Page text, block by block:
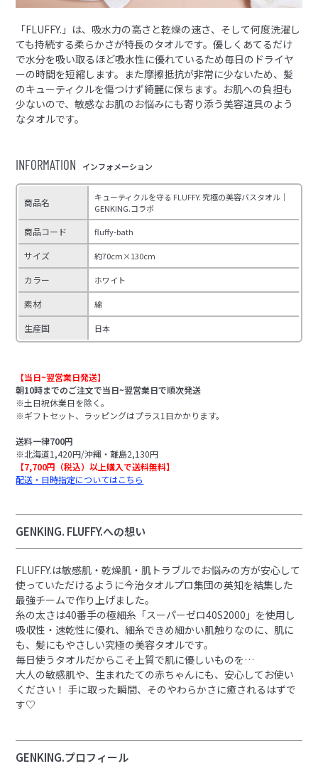
「FLUFFY.」は、吸水力の高さと乾燥の速さ、そして何度洗濯し
ても持続する柔らかさが特長のタオルです。優しくあてるだけ
で水分を吸い取るほど吸水性に優れているため毎日のドライヤ
ーの時間を短縮します。また摩擦抵抗が非常に少ないため、髪
のキューティクルを傷つけず綺麗に保ちます。お肌への負担も
少ないので、敏感なお肌のお悩みにも寄り添う美容道具のよう
なタオルです。
INFORMATION インフォメーション
商品名
キューティクルを守る FLUFFY. 究極の美容バスタオル｜
GENKING.コラボ
商品コード fluffy-bath
サイズ 約70cm×130cm
カラー ホワイト
素材 綿
生産国 日本
【当日~翌営業日発送】
朝10時までのご注文で当日~翌営業日で順次発送
※土日祝休業日を除く。
※ギフトセット、ラッピングはプラス1日かかります。
送料一律700円
※北海道1,420円/沖縄・離島2,130円
【7,700円（税込）以上購入で送料無料】
配送・日時指定についてはこちら
GENKING. FLUFFY.への想い
FLUFFY.は敏感肌・乾燥肌・肌トラブルでお悩みの方が安心して
使っていただけるように今治タオルプロ集団の英知を結集した
最強チームで作り上げました。
糸の太さは40番手の極細糸「スーパーゼロ40S2000」を使用し
吸収性・速乾性に優れ、細糸できめ細かい肌触りなのに、肌に
も、髪にもやさしい究極の美容タオルです。
毎日使うタオルだからこそ上質で肌に優しいものを…
大人の敏感肌や、生まれたての赤ちゃんにも、安心してお使い
ください！ 手に取った瞬間、そのやわらかさに癒されるはずで
す♡
GENKING.プロフィール